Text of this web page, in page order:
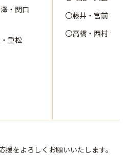
・関口
・重松
〇藤井・宮前
〇高橋・西村
をよろしくお願いいたします。